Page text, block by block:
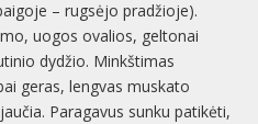
– rugsėjo pradžioje).
uogos ovalios, geltonai
dydžio. Minkštimas
geras, lengvas muskato
Paragavus sunku patikėti,